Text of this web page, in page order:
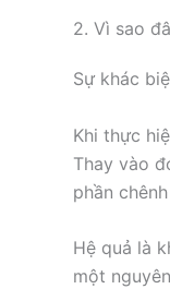
2. Vì sao
Sự khác
Khi thực
Thay vào
phần
Hệ quả là
một